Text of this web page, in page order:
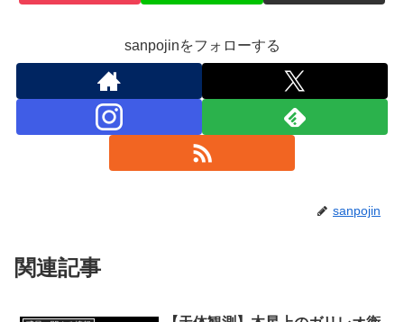
sanpojinをフォローする
sanpojin
関連記事